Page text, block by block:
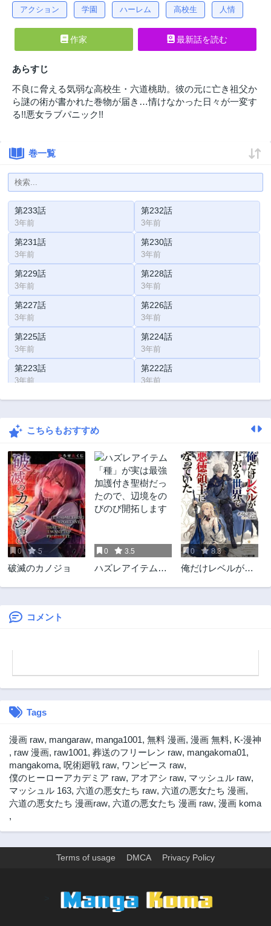
アクション 学園 ハーレム 高校生 人情
作家 最新話を読む
あらすじ
不良に脅える気弱な高校生・六道桃助。彼の元に亡き祖父か
ら謎の術が書かれた巻物が届き…情けなかった日々が一変す
る!!悪女ラブパニック!!
巻一覧
第233話
3年前
第232話
3年前
第231話
3年前
第230話
3年前
第229話
3年前
第228話
3年前
第227話
3年前
第226話
3年前
第225話
3年前
第224話
3年前
第223話
3年前
第222話
3年前
第221話 第220話
第219話
第217話
3年前
第216話
3年前
第215話
3年前
第214話
3年前
第213話
3年前
第211話
3年前
第210話
3年前
第209話 第208話
第207話
第201話
第199話
3年前
第198話
3年前
第197話
3年前
第196話
3年前
第195話 第194話
3年前
第188話
こちらもおすすめ
0 5
破滅のカノジョ
0 3.5
ハズレアイテム
たので、辺境をの
0 8.3
俺だけレベルが上
コメント
Tags
漫画 raw, mangaraw, manga1001, 無料 漫画, 漫画 無料, K-漫神
, raw 漫画, raw1001, 葬送のフリーレン raw, mangakoma01,
mangakoma, 呪術廻戦 raw, ワンピース raw,
僕のヒーローアカデミア raw, アオアシ raw, マッシュル raw,
マッシュル 163, 六道の悪女たち raw, 六道の悪女たち 漫画,
六道の悪女たち 漫画raw, 六道の悪女たち 漫画 raw, 漫画 koma
,
Terms of usage DMCA Privacy Policy